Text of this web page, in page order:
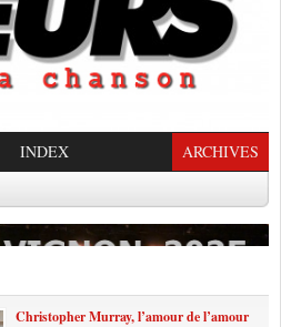
INDEX ARCHIVES
Christopher Murray, l’amour de l’amour